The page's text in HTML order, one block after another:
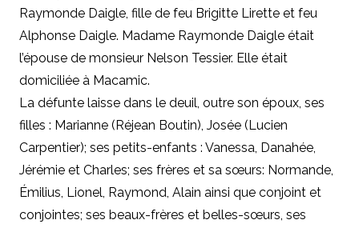
Raymonde Daigle, fille de feu Brigitte Lirette et feu
Alphonse Daigle. Madame Raymonde Daigle était
l’épouse de monsieur Nelson Tessier. Elle était
domiciliée à Macamic.
La défunte laisse dans le deuil, outre son époux, ses
filles : Marianne (Réjean Boutin), Josée (Lucien
Carpentier); ses petits-enfants : Vanessa, Danahée,
Jérémie et Charles; ses frères et sa sœurs: Normande,
Émilius, Lionel, Raymond, Alain ainsi que conjoint et
conjointes; ses beaux-frères et belles-sœurs, ses